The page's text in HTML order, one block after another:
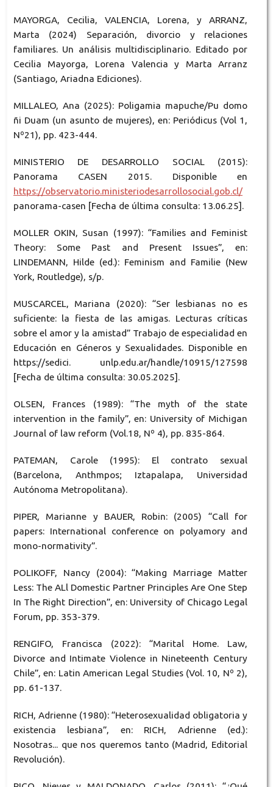
MAYORGA, Cecilia, VALENCIA, Lorena, y ARRANZ,
Marta (2024) Separación, divorcio y relaciones
familiares. Un análisis multidisciplinario. Editado por
Cecilia Mayorga, Lorena Valencia y Marta Arranz
(Santiago, Ariadna Ediciones).
MILLALEO, Ana (2025): Poligamia mapuche/Pu domo
ñi Duam (un asunto de mujeres), en: Periódicus (Vol 1,
Nº21), pp. 423-444.
MINISTERIO DE DESARROLLO SOCIAL (2015):
Panorama CASEN 2015. Disponible en
https://observatorio.ministeriodesarrollosocial.gob.cl/
panorama-casen [Fecha de última consulta: 13.06.25].
MOLLER OKIN, Susan (1997): “Families and Feminist
Theory: Some Past and Present Issues”, en:
LINDEMANN, Hilde (ed.): Feminism and Familie (New
York, Routledge), s/p.
MUSCARCEL, Mariana (2020): “Ser lesbianas no es
suficiente: la fiesta de las amigas. Lecturas críticas
sobre el amor y la amistad” Trabajo de especialidad en
Educación en Géneros y Sexualidades. Disponible en
https://sedici. unlp.edu.ar/handle/10915/127598
[Fecha de última consulta: 30.05.2025].
OLSEN, Frances (1989): “The myth of the state
intervention in the family”, en: University of Michigan
Journal of law reform (Vol.18, Nº 4), pp. 835-864.
PATEMAN, Carole (1995): El contrato sexual
(Barcelona, Anthmpos; Iztapalapa, Universidad
Autónoma Metropolitana).
PIPER, Marianne y BAUER, Robin: (2005) “Call for
papers: International conference on polyamory and
mono-normativity”.
POLIKOFF, Nancy (2004): “Making Marriage Matter
Less: The ALl Domestic Partner Principles Are One Step
In The Right Direction”, en: University of Chicago Legal
Forum, pp. 353-379.
RENGIFO, Francisca (2022): “Marital Home. Law,
Divorce and Intimate Violence in Nineteenth Century
Chile”, en: Latin American Legal Studies (Vol. 10, Nº 2),
pp. 61-137.
RICH, Adrienne (1980): “Heterosexualidad obligatoria y
existencia lesbiana”, en: RICH, Adrienne (ed.):
Nosotras... que nos queremos tanto (Madrid, Editorial
Revolución).